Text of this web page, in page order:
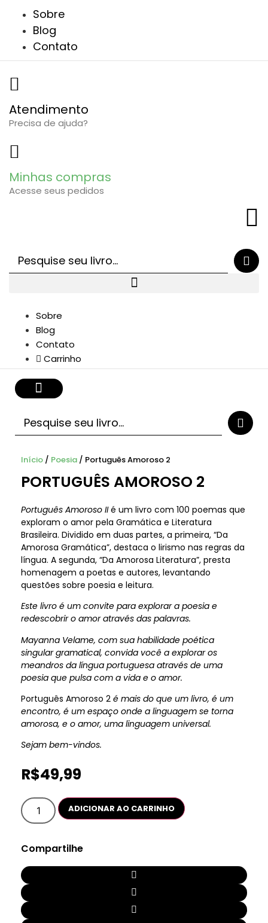
conteúdo
Sobre
Blog
Contato
Atendimento
Precisa de ajuda?
Minhas compras
Acesse seus pedidos
Sobre
Blog
Contato
Carrinho
Início / Poesia / Português Amoroso 2
PORTUGUÊS AMOROSO 2
Português Amoroso IIé um livro com 100 poemas que
exploram o amor pela Gramática e Literatura
Brasileira. Dividido em duas partes, a primeira, “Da
Amorosa Gramática”, destaca o lirismo nas regras da
língua. A segunda, “Da Amorosa Literatura”, presta
homenagem a poetas e autores, levantando
questões sobre poesia e leitura.
Este livro é um convite para explorar a poesia e
redescobrir o amor através das palavras.
Mayanna Velame, com sua habilidade poética
singular gramatical, convida você a explorar os
meandros da língua portuguesa através de uma
poesia que pulsa com a vida e o amor.
Português Amoroso 2 é mais do que um livro, é um
encontro, é um espaço onde a linguagem se torna
amorosa, e o amor, uma linguagem universal.
Sejam bem-vindos.
R$49,99
Português
Amoroso
2
ADICIONAR AO CARRINHO
Compartilhe